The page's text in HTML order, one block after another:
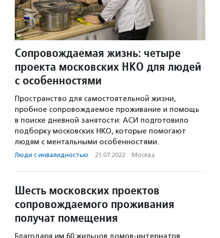
Сопровождаемая жизнь: четыре
проекта московских НКО для людей
с особенностями
Пространство для самостоятельной жизни,
пробное сопровождаемое проживание и помощь
в поиске дневной занятости: АСИ подготовило
подборку московских НКО, которые помогают
людям с ментальными особенностями.
Люди с инвалидностью · 21.07.2022 · Москва
Шесть московских проектов
сопровождаемого проживания
получат помещения
Благодаря им 60 жильцов домов-интернатов